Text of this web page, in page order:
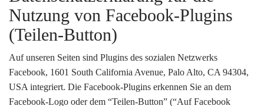
Nutzung von Facebook-Plugins
(Teilen-Button)
Auf unseren Seiten sind Plugins des sozialen Netzwerks
Facebook, 1601 South California Avenue, Palo Alto, CA 94304,
USA integriert. Die Facebook-Plugins erkennen Sie an dem
Facebook-Logo oder dem “Teilen-Button” (“Auf Facebook